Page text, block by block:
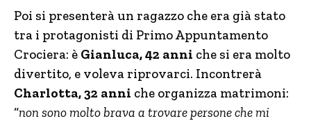
Poi si presenterà un ragazzo che era già stato
tra i protagonisti di Primo Appuntamento
Crociera: è Gianluca, 42 anni che si era molto
divertito, e voleva riprovarci. Incontrerà
Charlotta, 32 anni che organizza matrimoni:
“non sono molto brava a trovare persone che mi